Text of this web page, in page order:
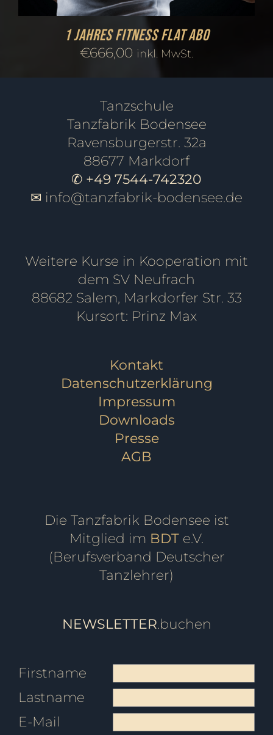
1 Jahres Fitness FLAT Abo
€666,00 inkl. MwSt.
Tanzschule
Tanzfabrik Bodensee
Ravensburgerstr. 32a
88677 Markdorf
✆ +49 7544-742320
✉ info@tanzfabrik-bodensee.de
Weitere Kurse in Kooperation mit
dem SV Neufrach
88682 Salem, Markdorfer Str. 33
Kursort: Prinz Max
Kontakt
Datenschutzerklärung
Impressum
Downloads
Presse
AGB
Die Tanzfabrik Bodensee ist
Mitglied im BDT e.V.
(Berufsverband Deutscher
Tanzlehrer)
NEWSLETTER.buchen
Firstname
Lastname
E-Mail